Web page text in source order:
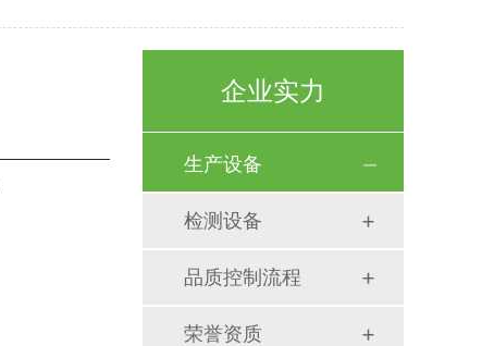
企业实力
生产设备
检测设备
品质控制流程
荣誉资质